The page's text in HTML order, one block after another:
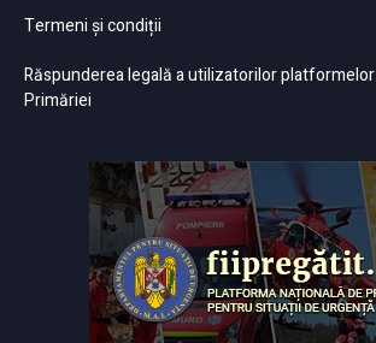
Termeni și condiții
Răspunderea legală a utilizatorilor
Primăriei